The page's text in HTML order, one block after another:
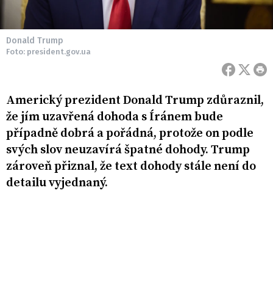
Donald Trump
Foto: president.gov.ua
Americký prezident Donald Trump zdůraznil,
že jím uzavřená dohoda s Íránem bude
případně dobrá a pořádná, protože on podle
svých slov neuzavírá špatné dohody. Trump
zároveň přiznal, že text dohody stále není do
detailu vyjednaný.